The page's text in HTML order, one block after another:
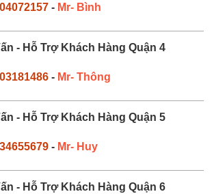
- Mr- Bình
- Hỗ Trợ Khách Hàng Quận 4
- Mr- Thông
- Hỗ Trợ Khách Hàng Quận 5
- Mr- Huy
- Hỗ Trợ Khách Hàng Quận 6